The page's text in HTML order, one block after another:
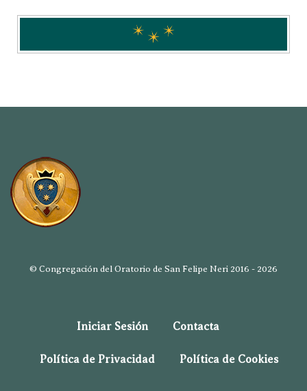
© Congregación del Oratorio de San Felipe Neri 2016 - 2026
Iniciar Sesión Contacta
Política de Privacidad Política de Cookies